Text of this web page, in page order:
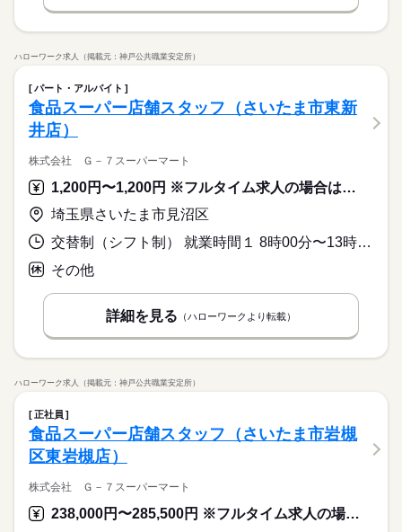
ハローワーク求人（掲載元：神戸公共職業安定所）
パート・アルバイト
食品スーパー店舗スタッフ（さいたま市東新
井店）
株式会社 Ｇ－７スーパーマート
1,200円〜1,200円 ※フルタイム求人の場合は月額（換算額）、パート求人の場合は時間額を表示しています。
埼玉県さいたま市見沼区
交替制（シフト制） 就業時間１ 8時00分〜13時30分 就業時間２ 13時00分〜18時30分 就業時間３ 17時00分〜22時30分 就業時間に関する特記事項 シフト勤務（週２日以上）
その他
詳細を見る （ハローワークより転載）
ハローワーク求人（掲載元：神戸公共職業安定所）
正社員
食品スーパー店舗スタッフ（さいたま市岩槻
区東岩槻店）
株式会社 Ｇ－７スーパーマート
238,000円〜285,500円 ※フルタイム求人の場合は月額（換算額）、パート求人の場合は時間額を表示しています。